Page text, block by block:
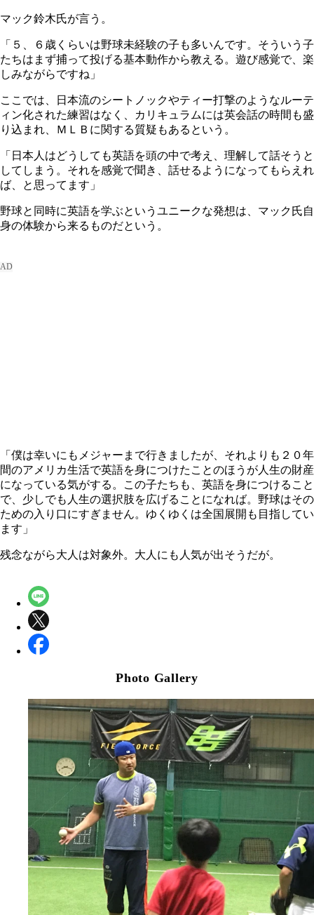
マック鈴木氏が言う。
「５、６歳くらいは野球未経験の子も多いんです。そういう子
たちはまず捕って投げる基本動作から教える。遊び感覚で、楽
しみながらですね」
ここでは、日本流のシートノックやティー打撃のようなルーテ
ィン化された練習はなく、カリキュラムには英会話の時間も盛
り込まれ、ＭＬＢに関する質疑もあるという。
「日本人はどうしても英語を頭の中で考え、理解して話そうと
してしまう。それを感覚で聞き、話せるようになってもらえれ
ば、と思ってます」
野球と同時に英語を学ぶというユニークな発想は、マック氏自
身の体験から来るものだという。
「僕は幸いにもメジャーまで行きましたが、それよりも２０年
間のアメリカ生活で英語を身につけたことのほうが人生の財産
になっている気がする。この子たちも、英語を身につけること
で、少しでも人生の選択肢を広げることになれば。野球はその
ための入り口にすぎません。ゆくゆくは全国展開も目指してい
ます」
残念ながら大人は対象外。大人にも人気が出そうだが。
Photo Gallery